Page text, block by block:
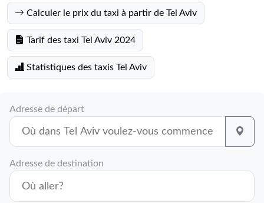
Calculer le prix du taxi à partir de Tel Aviv
Tarif des taxi Tel Aviv 2024
Statistiques des taxis Tel Aviv
Adresse de départ
Adresse de destination